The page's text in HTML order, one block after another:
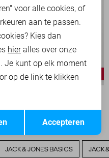
47,95 59,99
JACK & JONES BASICS JACK
Opslaan
voor alle cookies, of
aan te passen.
Kies dan
hieralles over onze
Je kunt op elk moment
op de link te klikken
Accepteren